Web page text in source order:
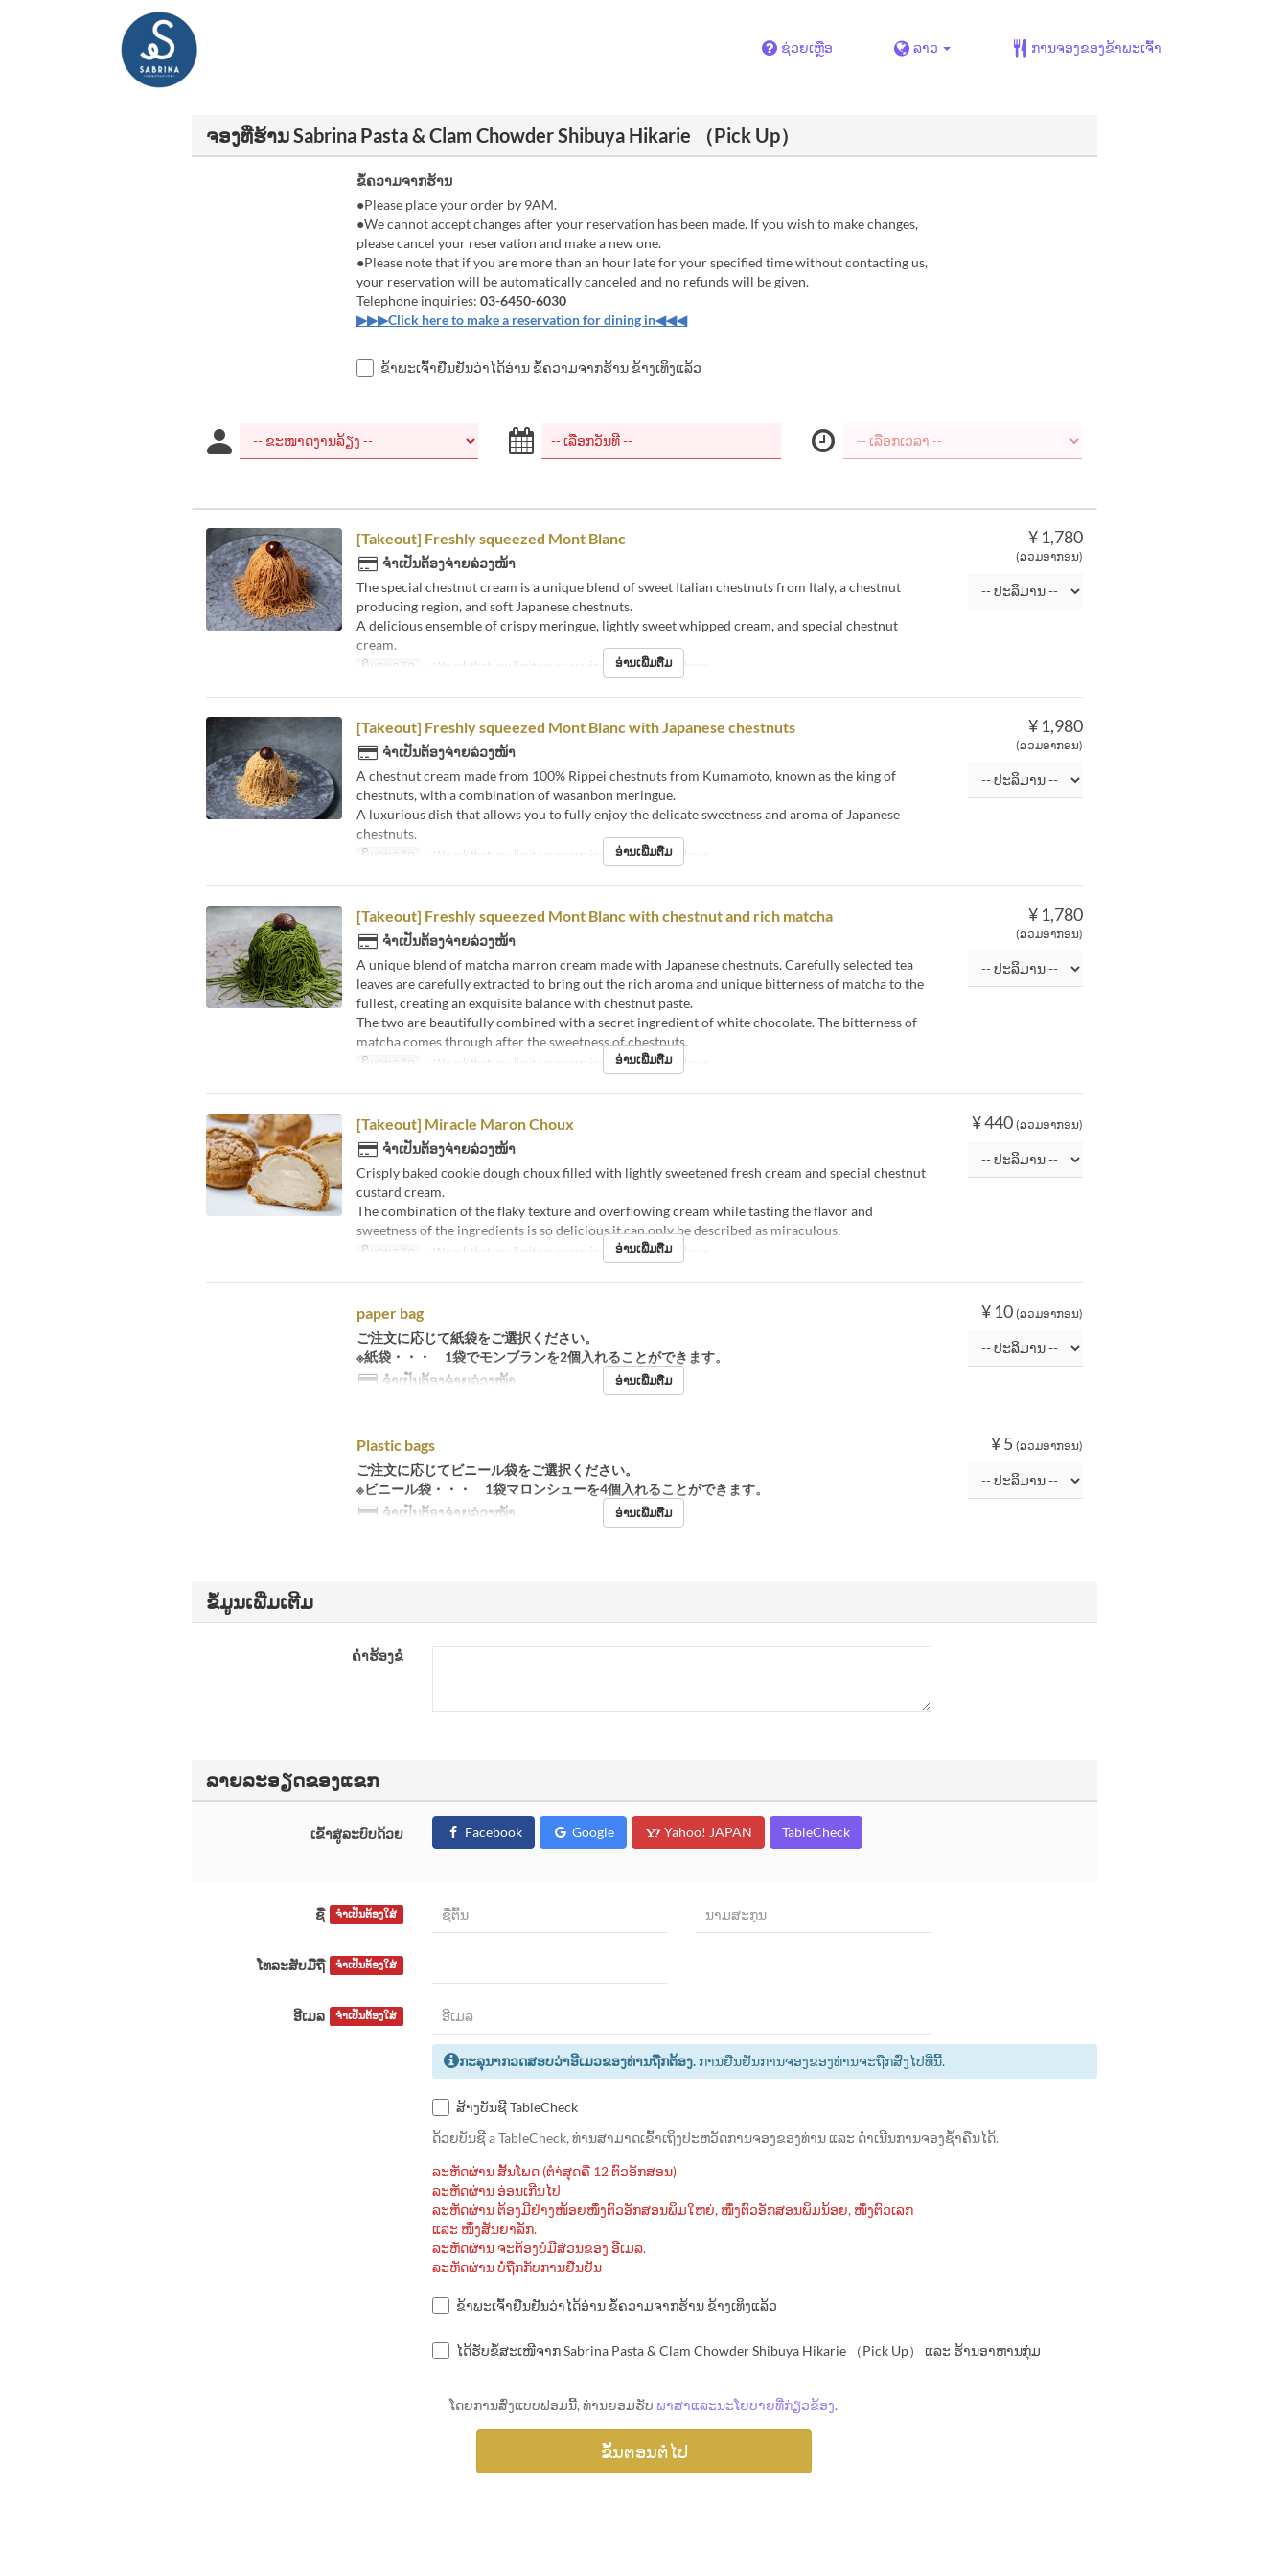
ຊ່ວຍເຫຼືອ ລາວ ການຈອງຂອງຂ້າພະເຈົ້າ
ຈອງທີ່ຮ້ານ Sabrina Pasta & Clam Chowder Shibuya Hikarie （Pick Up）
ຂໍ້ຄວາມຈາກຮ້ານ
●Please place your order by 9AM.
●We cannot accept changes after your reservation has been made. If you wish to make changes,
please cancel your reservation and make a new one.
●Please note that if you are more than an hour late for your specified time without contacting us,
your reservation will be automatically canceled and no refunds will be given.
Telephone inquiries: 03-6450-6030
▶▶▶Click here to make a reservation for dining in◀◀◀
ຂ້າພະເຈົ້າຢືນຢັນວ່າໄດ້ອ່ານ ຂໍ້ຄວາມຈາກຮ້ານ ຂ້າງເທິງແລ້ວ
¥ 1,780
(ລວມອາກອນ)
[Takeout] Freshly squeezed Mont Blanc
ຈຳເປັນຕ້ອງຈ່າຍລ່ວງໜ້າ
The special chestnut cream is a unique blend of sweet Italian chestnuts from Italy, a chestnut
producing region, and soft Japanese chestnuts.
A delicious ensemble of crispy meringue, lightly sweet whipped cream, and special chestnut
cream.
ພິມລະອຽດ ・We ask that you limit your carrying time to about 1 hour.
ອ່ານເພີ່ມຕື່ມ
¥ 1,980
(ລວມອາກອນ)
[Takeout] Freshly squeezed Mont Blanc with Japanese chestnuts
ຈຳເປັນຕ້ອງຈ່າຍລ່ວງໜ້າ
A chestnut cream made from 100% Rippei chestnuts from Kumamoto, known as the king of
chestnuts, with a combination of wasanbon meringue.
A luxurious dish that allows you to fully enjoy the delicate sweetness and aroma of Japanese
chestnuts.
ພິມລະອຽດ ・We ask that you limit your carrying time to about 1 hour.
ອ່ານເພີ່ມຕື່ມ
¥ 1,780
(ລວມອາກອນ)
[Takeout] Freshly squeezed Mont Blanc with chestnut and rich matcha
ຈຳເປັນຕ້ອງຈ່າຍລ່ວງໜ້າ
A unique blend of matcha marron cream made with Japanese chestnuts. Carefully selected tea
leaves are carefully extracted to bring out the rich aroma and unique bitterness of matcha to the
fullest, creating an exquisite balance with chestnut paste.
The two are beautifully combined with a secret ingredient of white chocolate. The bitterness of
matcha comes through after the sweetness of chestnuts.
ພິມລະອຽດ ・We ask that you limit your carrying time to about 1 hour.
ອ່ານເພີ່ມຕື່ມ
¥ 440 (ລວມອາກອນ)
[Takeout] Miracle Maron Choux
ຈຳເປັນຕ້ອງຈ່າຍລ່ວງໜ້າ
Crisply baked cookie dough choux filled with lightly sweetened fresh cream and special chestnut
custard cream.
The combination of the flaky texture and overflowing cream while tasting the flavor and
sweetness of the ingredients is so delicious it can only be described as miraculous.
ພິມລະອຽດ ・We ask that you limit your carrying time to about 1 hour.
ອ່ານເພີ່ມຕື່ມ
¥ 10 (ລວມອາກອນ)
paper bag
ご注文に応じて紙袋をご選択ください。
※紙袋・・・ 1袋でモンブランを2個入れることができます。
ຈຳເປັນຕ້ອງຈ່າຍລ່ວງໜ້າ
ອ່ານເພີ່ມຕື່ມ
¥ 5 (ລວມອາກອນ)
Plastic bags
ご注文に応じてビニール袋をご選択ください。
※ビニール袋・・・ 1袋マロンシューを4個入れることができます。
ຈຳເປັນຕ້ອງຈ່າຍລ່ວງໜ້າ
ອ່ານເພີ່ມຕື່ມ
ຂໍ້ມູນເພີ່ມເຕີມ
ຄຳຮ້ອງຂໍ
ລາຍລະອຽດຂອງແຂກ
ເຂົ້າສູ່ລະບົບດ້ວຍ Facebook Google Yahoo! JAPAN TableCheck
ຊື່ ຈຳເປັນຕ້ອງໃສ່
ໂທລະສັບມືຖື ຈຳເປັນຕ້ອງໃສ່
ອີເມລ ຈຳເປັນຕ້ອງໃສ່
ກະລຸນາກວດສອບວ່າອີເມວຂອງທ່ານຖືກຕ້ອງ.ການຢືນຢັນການຈອງຂອງທ່ານຈະຖືກສົ່ງໄປທີ່ນີ້.
ສ້າງບັນຊີ TableCheck
ດ້ວຍບັນຊີ a TableCheck, ທ່ານສາມາດເຂົ້າເຖິງປະຫວັດການຈອງຂອງທ່ານ ແລະ ດຳເນີນການຈອງຊ້ຳຄືນໄດ້.
ລະຫັດຜ່ານ ສັ້ນໂພດ (ຕຳ່ສຸດຄື 12 ຕົວອັກສອນ)
ລະຫັດຜ່ານ ອ່ອນເກີນໄປ
ລະຫັດຜ່ານ ຕ້ອງມີຢ່າງໜ້ອຍໜຶ່ງຕົວອັກສອນພິມໃຫຍ່, ໜຶ່ງຕົວອັກສອນພິມນ້ອຍ, ໜຶ່ງຕົວເລກ
ແລະ ໜຶ່ງສັນຍາລັກ.
ລະຫັດຜ່ານ ຈະຕ້ອງບໍ່ມີສ່ວນຂອງ ອີເມລ.
ລະຫັດຜ່ານ ບໍ່ຖືກກັບການຢືນຢັນ
ຂ້າພະເຈົ້າຢືນຢັນວ່າໄດ້ອ່ານ ຂໍ້ຄວາມຈາກຮ້ານ ຂ້າງເທິງແລ້ວ
ໄດ້ຮັບຂໍ້ສະເໜີຈາກ Sabrina Pasta & Clam Chowder Shibuya Hikarie （Pick Up） ແລະ ຮ້ານອາຫານກຸ່ມ
ໂດຍການສົ່ງແບບຟອມນີ້, ທ່ານຍອມຮັບພາສາແລະນະໂຍບາຍທີ່ກ່ຽວຂ້ອງ.